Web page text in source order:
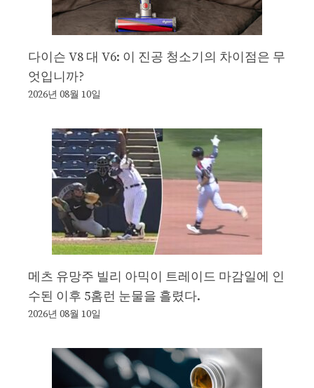
다이슨 V8 대 V6: 이 진공 청소기의 차이점은 무
엇입니까?
2026년 08월 10일
메츠 유망주 빌리 아믹이 트레이드 마감일에 인
수된 이후 5홈런 눈물을 흘렸다.
2026년 08월 10일